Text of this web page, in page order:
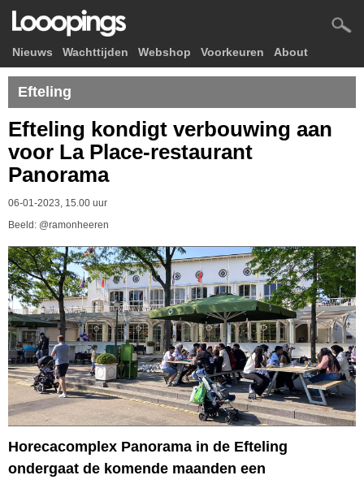
Nieuws Wachttijden Webshop Voorkeuren About
Efteling
Efteling kondigt verbouwing aan
voor La Place-restaurant
Panorama
06-01-2023, 15.00 uur
Beeld: @ramonheeren
Horecacomplex Panorama in de Efteling
ondergaat de komende maanden een